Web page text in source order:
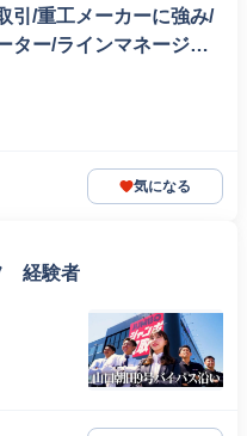
引/重工メーカーに強み/
ター/ラインマネージャ
気になる
経験者